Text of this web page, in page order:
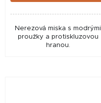
Nerezová miska s modrými
proužky a protiskluzovou
hranou.